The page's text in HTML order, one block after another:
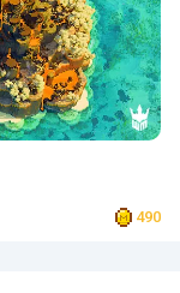
490